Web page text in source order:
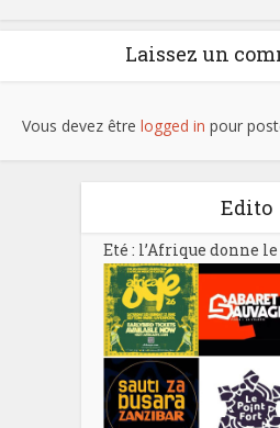
Laissez un
Vous devez être logged in pour
Edito
Eté : l’Afrique donne